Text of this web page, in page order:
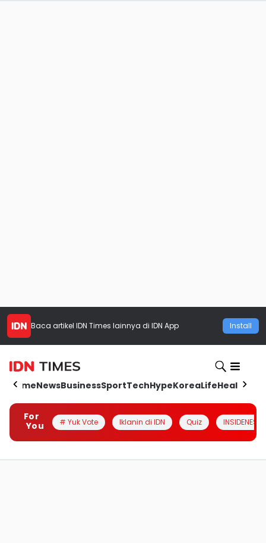
Baca artikel IDN Times lainnya di IDN App Install
HomeNewsBusinessSportTechHypeKoreaLifeHealth
For
You
# Yuk Vote Iklanin di IDN Quiz INSIDENESIA